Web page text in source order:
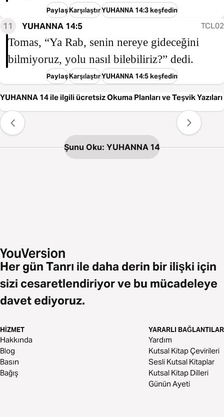
PaylaşKarşılaştırYUHANNA 14:3 keşfedin
11 YUHANNA 14:5 TCL02
Tomas, “Ya Rab, senin nereye gideceğini
bilmiyoruz, yolu nasıl bilebiliriz?” dedi.
PaylaşKarşılaştırYUHANNA 14:5 keşfedin
YUHANNA 14 ile ilgili ücretsiz Okuma Planları ve Teşvik Yazıları
Şunu Oku: YUHANNA 14
Her gün Tanrı ile daha derin bir ilişki için
sizi cesaretlendiriyor ve bu mücadeleye
davet ediyoruz.
HIZMET
Hakkında
Blog
Basın
Bağış
YARARLI BAĞLANTILAR
Yardım
Kutsal Kitap Çevirileri
Sesli Kutsal Kitaplar
Kutsal Kitap Dilleri
Günün Ayeti